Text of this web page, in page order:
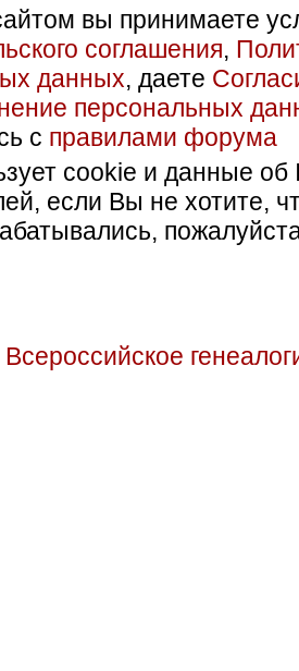
вы принимаете
соглашения,
данных, даете
персональных
с правилами форума
cookie и данные об
если Вы не хотите,
Всероссийское